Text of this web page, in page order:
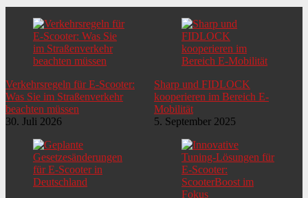
Verkehrsregeln für E-Scooter:
Was Sie im Straßenverkehr
beachten müssen
30. Juli 2026
Sharp und FIDLOCK
kooperieren im Bereich E-
Mobilität
5. September 2025